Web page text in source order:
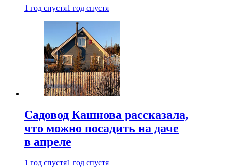
1 год спустя1 год спустя
Садовод Кашнова рассказала,
что можно посадить на даче
в апреле
1 год спустя1 год спустя